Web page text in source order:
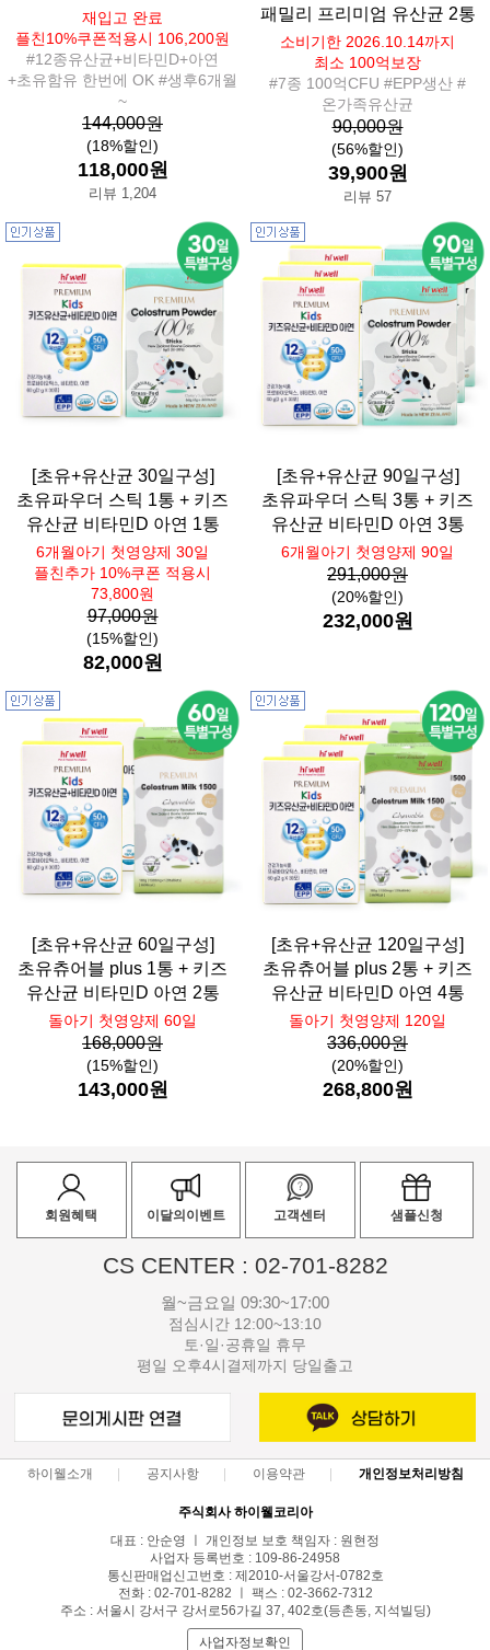
재입고 완료
플친10%쿠폰적용시 106,200원
#12종유산균+비타민D+아연
+초유함유 한번에 OK #생후6개월
~
144,000원
(18%할인)
118,000원
리뷰 1,204
패밀리 프리미엄 유산균 2통
소비기한 2026.10.14까지
최소 100억보장
#7종 100억CFU #EPP생산 #
온가족유산균
90,000원
(56%할인)
39,900원
리뷰 57
[초유+유산균 30일구성]
초유파우더 스틱 1통 + 키즈
유산균 비타민D 아연 1통
6개월아기 첫영양제 30일
플친추가 10%쿠폰 적용시
73,800원
97,000원
(15%할인)
82,000원
[초유+유산균 90일구성]
초유파우더 스틱 3통 + 키즈
유산균 비타민D 아연 3통
6개월아기 첫영양제 90일
291,000원
(20%할인)
232,000원
[초유+유산균 60일구성]
초유츄어블 plus 1통 + 키즈
유산균 비타민D 아연 2통
돌아기 첫영양제 60일
168,000원
(15%할인)
143,000원
[초유+유산균 120일구성]
초유츄어블 plus 2통 + 키즈
유산균 비타민D 아연 4통
돌아기 첫영양제 120일
336,000원
(20%할인)
268,800원
회원혜택 이달의이벤트 고객센터 샘플신청
CS CENTER : 02-701-8282
월~금요일 09:30~17:00
점심시간 12:00~13:10
토·일·공휴일 휴무
평일 오후4시결제까지 당일출고
하이웰소개 공지사항 이용약관 개인정보처리방침
주식회사 하이웰코리아
대표 : 안순영 ㅣ 개인정보 보호 책임자 : 원현정
사업자 등록번호 : 109-86-24958
통신판매업신고번호 : 제2010-서울강서-0782호
전화 : 02-701-8282 ㅣ 팩스 : 02-3662-7312
주소 : 서울시 강서구 강서로56가길 37, 402호(등촌동, 지석빌딩)
사업자정보확인